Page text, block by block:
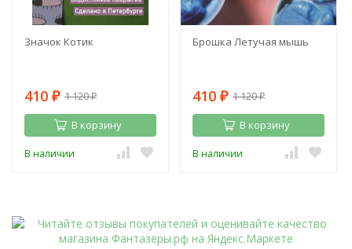
Значок Котик
410 ₽ 1 120₽
В корзину
В наличии
Брошка Летучая мышь
410 ₽ 1 120₽
В корзину
В наличии